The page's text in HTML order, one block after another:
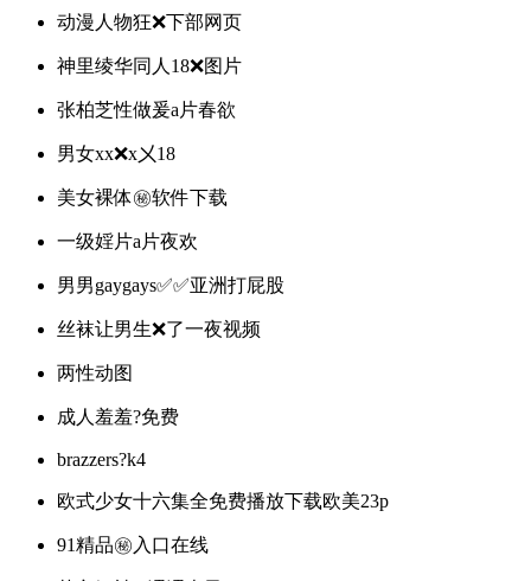
动漫人物狂❌下部网页
神里绫华同人18❌图片
张柏芝性做爰a片春欲
男女xx❌x㐅18
美女裸体㊙️软件下载
一级婬片a片夜欢
男男gaygays✅✅亚洲打屁股
丝袜让男生❌了一夜视频
两性动图
成人羞羞?免费
brazzers?k4
欧式少女十六集全免费播放下载欧美23p
91精品㊙️入口在线